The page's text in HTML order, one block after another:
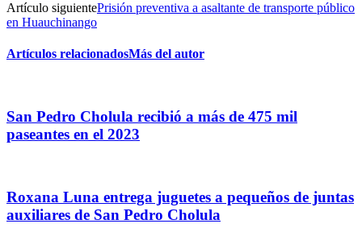
Artículo siguientePrisión preventiva a asaltante de transporte público
en Huauchinango
Artículos relacionadosMás del autor
San Pedro Cholula recibió a más de 475 mil
paseantes en el 2023
Roxana Luna entrega juguetes a pequeños de juntas
auxiliares de San Pedro Cholula